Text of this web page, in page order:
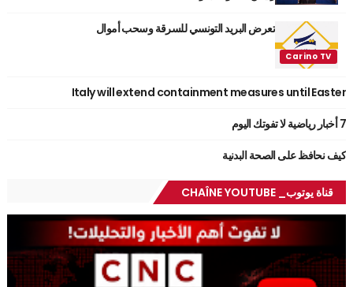
تعرض البريد التونسي للسرقة وسحب أموال
Italy will extend containment measures until Easter
7 أخبار رياضية لا تفوتك اليوم
كيف نحافظ على الصحة البدنية
قناة يوتوب_ CHAÎNE YOUTUBE